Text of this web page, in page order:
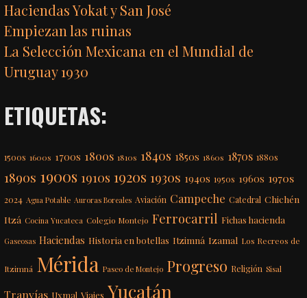
Haciendas Yokat y San José
Empiezan las ruinas
La Selección Mexicana en el Mundial de
Uruguay 1930
ETIQUETAS:
1500s 1600s 1700s 1800s 1810s 1840s 1850s 1860s 1870s 1880s
1890s 1900s 1910s 1920s 1930s 1940s 1950s 1960s 1970s
2024 Agua Potable Auroras Boreales Aviación Campeche Catedral Chichén
Itzá Cocina Yucateca Colegio Montejo Ferrocarril Fichas hacienda
Gaseosas Haciendas Historia en botellas Itzimná Izamal Los Recreos de
Itzimná Mérida Paseo de Montejo Progreso Religión Sisal
Tranvías Uxmal Viajes Yucatán